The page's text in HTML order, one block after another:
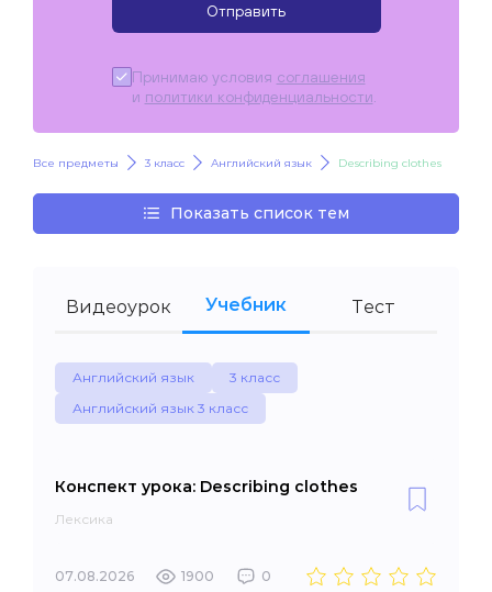
Отправить
Принимаю условия соглашения
и политики конфиденциальности
Все предметы 3 класс Английский язык Describing clothes
Показать список тем
Видеоурок Учебник Тест
Английский язык
3 класс
Английский язык 3 класс
Конспект урока: Describing clothes
Лексика
07.08.2026 1900 0